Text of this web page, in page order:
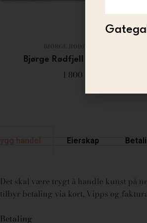
BJØRGE RØDFJELL
Bjørge Rødfjell – No. 10
1 800
Eierskap
Det skal være trygt å handle kunst på
tilbyr betaling via kort, Vipps og
Betaling